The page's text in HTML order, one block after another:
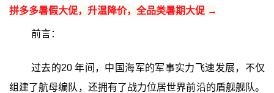
拼多多暑假大促，升温降价，全品类暑期大促 →
前言：
过去的20 年间，中国海军的军事实力飞速发展，不仅
组建了航母编队，还拥有了战力位居世界前沿的盾舰舰队。